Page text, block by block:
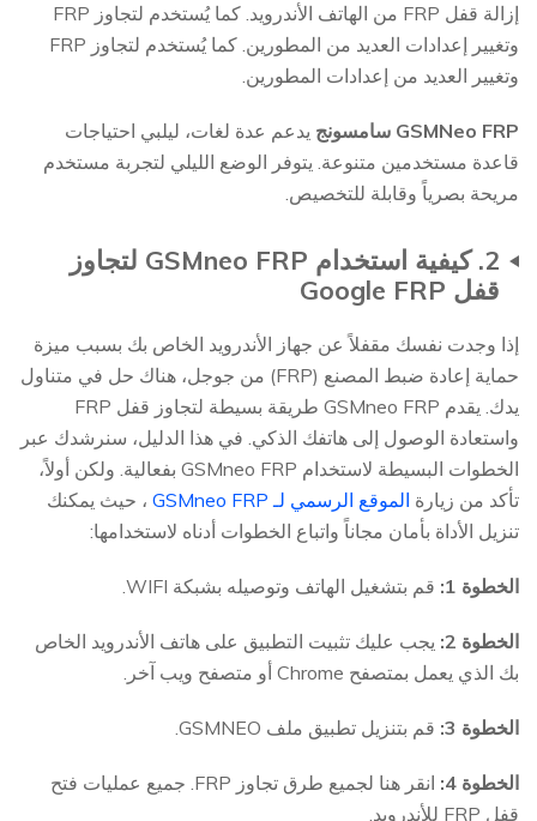
إزالة قفل FRP من الهاتف الأندرويد. كما يُستخدم لتجاوز FRP
وتغيير إعدادات العديد من المطورين. كما يُستخدم لتجاوز FRP
وتغيير العديد من إعدادات المطورين.
GSMNeo FRP سامسونج يدعم عدة لغات، ليلبي احتياجات
قاعدة مستخدمين متنوعة. يتوفر الوضع الليلي لتجربة مستخدم
مريحة بصرياً وقابلة للتخصيص.
2. كيفية استخدام GSMneo FRP لتجاوز
قفل Google FRP
إذا وجدت نفسك مقفلاً عن جهاز الأندرويد الخاص بك بسبب ميزة
حماية إعادة ضبط المصنع (FRP) من جوجل، هناك حل في متناول
يدك. يقدم GSMneo FRP طريقة بسيطة لتجاوز قفل FRP
واستعادة الوصول إلى هاتفك الذكي. في هذا الدليل، سنرشدك عبر
الخطوات البسيطة لاستخدام GSMneo FRP بفعالية. ولكن أولاً،
تأكد من زيارة الموقع الرسمي لـ GSMneo FRP
، حيث يمكنك
تنزيل الأداة بأمان مجاناً واتباع الخطوات أدناه لاستخدامها:
الخطوة 1: قم بتشغيل الهاتف وتوصيله بشبكة WIFI.
الخطوة 2:
يجب عليك تثبيت التطبيق على هاتف الأندرويد الخاص
بك الذي يعمل بمتصفح Chrome أو متصفح ويب آخر.
الخطوة 3: قم بتنزيل تطبيق ملف GSMNEO.
الخطوة 4:
انقر هنا لجميع طرق تجاوز FRP. جميع عمليات فتح
قفل FRP للأندرويد.